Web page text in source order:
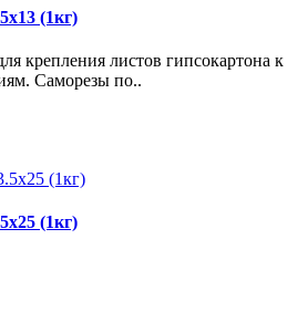
(1кг)
крепления листов гипсокартона к
Саморезы по..
(1кг)